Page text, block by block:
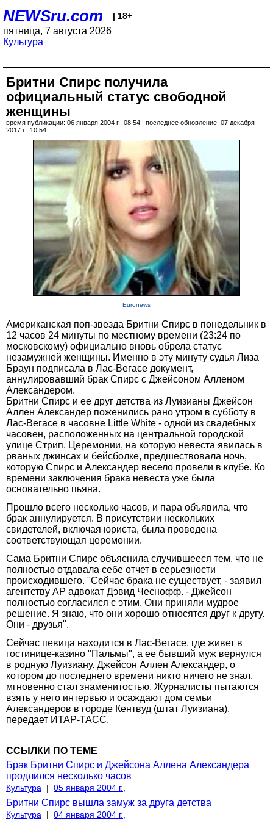
NEWSru.com | 18+
пятница, 7 августа 2026
Культура
Бритни Спирс получила
официальный статус свободной
женщины
время публикации: 06 января 2004 г., 08:54 | последнее обновление: 07 декабря
2017 г., 10:54
Euronews
Американская поп-звезда Бритни Спирс в понедельник в
12 часов 24 минуты по местному времени (23:24 по
московскому) официально вновь обрела статус
незамужней женщины. Именно в эту минуту судья Лиза
Браун подписала в Лас-Вегасе документ,
аннулировавший брак Спирс с Джейсоном Алленом
Александером.
Бритни Спирс и ее друг детства из Луизианы Джейсон
Аллен Александер поженились рано утром в субботу в
Лас-Вегасе в часовне Little White - одной из свадебных
часовен, расположенных на центральной городской
улице Стрип. Церемонии, на которую невеста явилась в
рваных джинсах и бейсболке, предшествовала ночь,
которую Спирс и Александер весело провели в клубе. Ко
времени заключения брака невеста уже была
основательно пьяна.
Прошло всего несколько часов, и пара объявила, что
брак аннулируется. В присутствии нескольких
свидетелей, включая юриста, была проведена
соответствующая церемонии.
Сама Бритни Спирс объяснила случившееся тем, что не
полностью отдавала себе отчет в серьезности
происходившего. "Сейчас брака не существует, - заявил
агентству АР адвокат Дэвид Чеснофф. - Джейсон
полностью согласился с этим. Они приняли мудрое
решение. Я знаю, что они хорошо относятся друг к другу.
Они - друзья".
Сейчас певица находится в Лас-Вегасе, где живет в
гостинице-казино "Пальмы", а ее бывший муж вернулся
в родную Луизиану. Джейсон Аллен Александер, о
котором до последнего времени никто ничего не знал,
мгновенно стал знаменитостью. Журналисты пытаются
взять у него интервью и осаждают дом семьи
Александеров в городе Кентвуд (штат Луизиана),
передает ИТАР-ТАСС.
ССЫЛКИ ПО ТЕМЕ
Брак Бритни Спирс и Джейсона Аллена Александера
продлился несколько часов
Культура | 05 января 2004 г.,
Бритни Спирс вышла замуж за друга детства
Культура | 04 января 2004 г.,